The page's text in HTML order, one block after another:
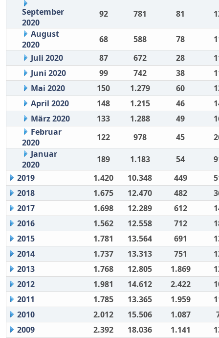
September
2020
92 781 81
August
2020
68 588 78
Juli 2020
87 672 28
Juni 2020
99 742 38
Mai 2020
150 1.279 60
April 2020
148 1.215 46
März 2020
133 1.288 49
Februar
2020
122 978 45
Januar
2020
189 1.183 54
2019
1.420 10.348 449
2018
1.675 12.470 482
2017
1.698 12.289 612
2016
1.562 12.558 712
2015
1.781 13.564 691
2014
1.737 13.313 751
2013
1.768 12.805 1.869
2012
1.981 14.612 2.422
2011
1.785 13.365 1.959
2010
2.012 15.506 1.087
2009
2.392 18.036 1.141